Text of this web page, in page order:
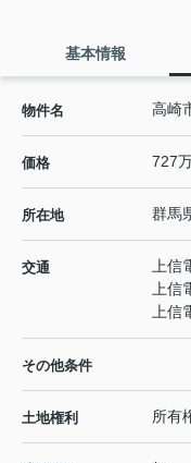
基本情報
物件名 高崎
価格 727
所在地 群馬
交通 上信
上信
上信
その他条件
土地権利 所有